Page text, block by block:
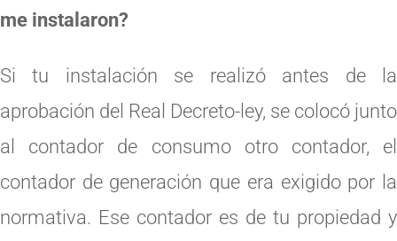
me instalaron?
Si tu instalación se realizó antes de la
aprobación del Real Decreto-ley, se colocó junto
al contador de consumo otro contador, el
contador de generación que era exigido por la
normativa. Ese contador es de tu propiedad y